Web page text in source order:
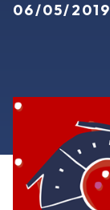
06/05/2019